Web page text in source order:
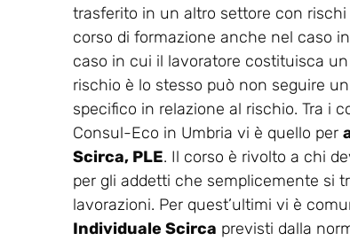
trasferito in un altro settore con
corso di formazione anche nel caso
caso in cui il lavoratore costituisca
rischio è lo stesso può non seguire
specifico in relazione al rischio. Tra i
Consul-Eco in Umbria vi è quello per
Scirca, PLE. Il corso è rivolto a chi
per gli addetti che semplicemente si
lavorazioni. Per quest’ultimi vi è
Individuale Scirca previsti dalla